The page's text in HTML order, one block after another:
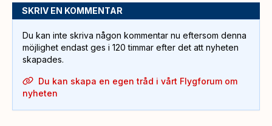
SKRIV EN KOMMENTAR
Du kan inte skriva någon kommentar nu eftersom denna
möjlighet endast ges i 120 timmar efter det att nyheten
skapades.
Du kan skapa en egen tråd i vårt Flygforum om
nyheten